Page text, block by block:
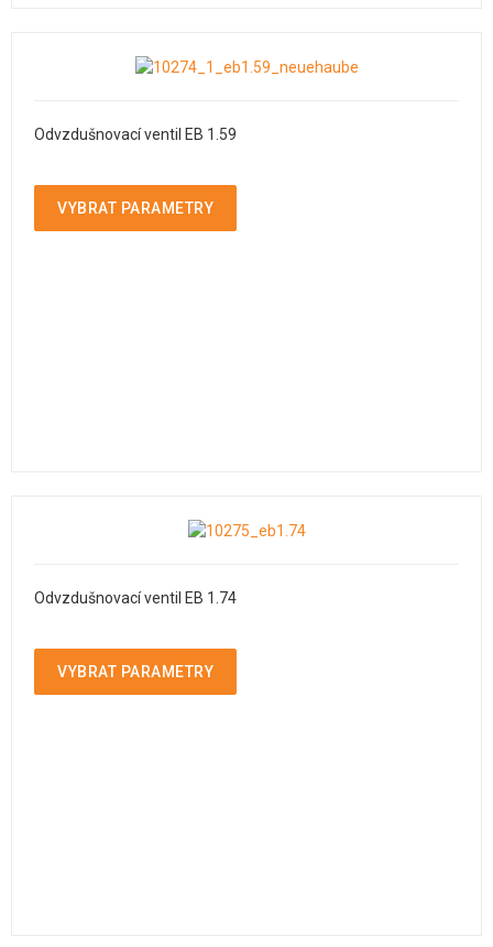
Odvzdušnovací ventil EB 1.59
VYBRAT PARAMETRY
Odvzdušnovací ventil EB 1.74
VYBRAT PARAMETRY